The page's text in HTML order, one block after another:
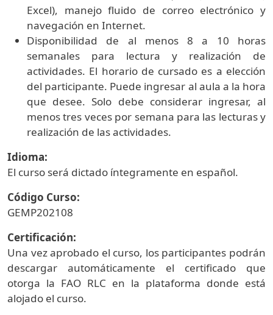
Excel), manejo fluido de correo electrónico y
navegación en Internet.
Disponibilidad de al menos 8 a 10 horas
semanales para lectura y realización de
actividades. El horario de cursado es a elección
del participante. Puede ingresar al aula a la hora
que desee. Solo debe considerar ingresar, al
menos tres veces por semana para las lecturas y
realización de las actividades.
Idioma:
El curso será dictado íntegramente en español.
Código Curso:
GEMP202108
Certificación:
Una vez aprobado el curso, los participantes podrán
descargar automáticamente el certificado que
otorga la FAO RLC en la plataforma donde está
alojado el curso.